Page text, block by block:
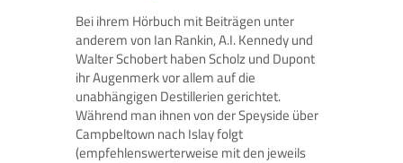
Bei ihrem Hörbuch mit Beiträgen unter
anderem von Ian Rankin, A.I. Kennedy und
Walter Schobert haben Scholz und Dupont
ihr Augenmerk vor allem auf die
unabhängigen Destillerien gerichtet.
Während man ihnen von der Speyside über
Campbeltown nach Islay folgt
(empfehlenswerterweise mit den jeweils